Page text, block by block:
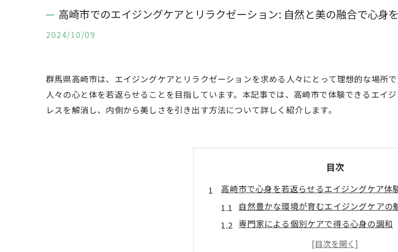
高崎市でのエイジングケアとリラクゼーション: 自然と美の融合で心身
2024/10/09
群馬県高崎市は、エイジングケアとリラクゼーションを求める人々にとって理想的な場所
人々の心と体を若返らせることを目指しています。本記事では、高崎市で体験できるエイ
レスを解消し、内側から美しさを引き出す方法について詳しく紹介します。
目次
高崎市で心身を若返らせるエイジングケア体
自然豊かな環境が育むエイジングケアの
専門家による個別ケアで得る心身の調和
高崎市の温泉とエイジングケアの絶妙な